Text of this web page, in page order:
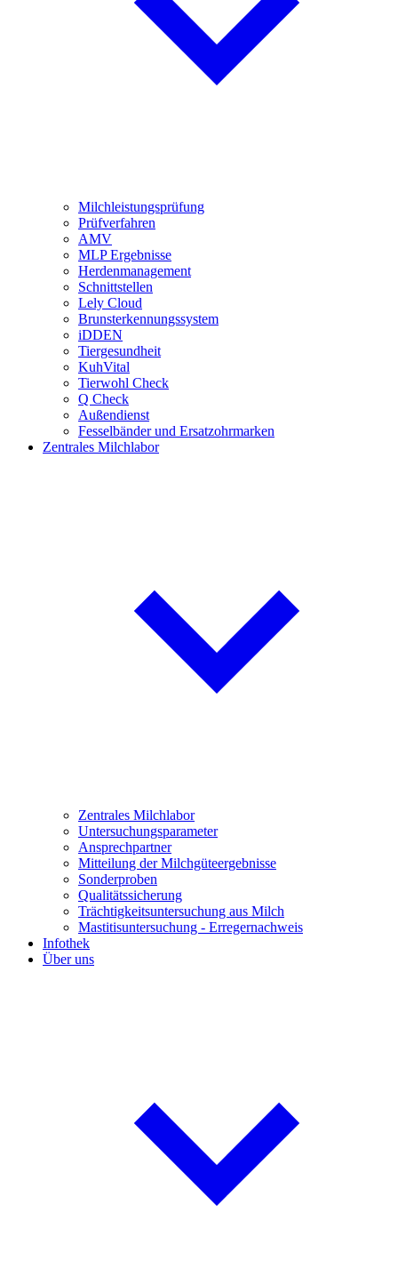
Milchleistungsprüfung
Prüfverfahren
AMV
MLP Ergebnisse
Herdenmanagement
Schnittstellen
Lely Cloud
Brunsterkennungssystem
iDDEN
Tiergesundheit
KuhVital
Tierwohl Check
Q Check
Außendienst
Fesselbänder und Ersatzohrmarken
Zentrales Milchlabor
Zentrales Milchlabor
Untersuchungsparameter
Ansprechpartner
Mitteilung der Milchgüteergebnisse
Sonderproben
Qualitätssicherung
Trächtigkeitsuntersuchung aus Milch
Mastitisuntersuchung - Erregernachweis
Infothek
Über uns